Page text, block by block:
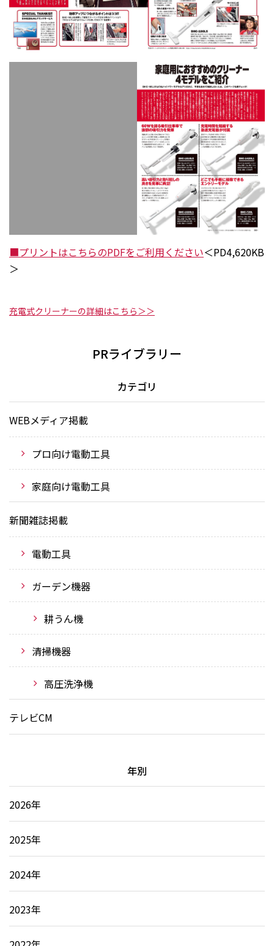
■プリントはこちらのPDFをご利用ください＜PD4,620KB
＞
充電式クリーナーの詳細はこちら＞＞
PRライブラリー
カテゴリ
WEBメディア掲載
プロ向け電動工具
家庭向け電動工具
新聞雑誌掲載
電動工具
ガーデン機器
耕うん機
清掃機器
高圧洗浄機
テレビCM
年別
2026年
2025年
2024年
2023年